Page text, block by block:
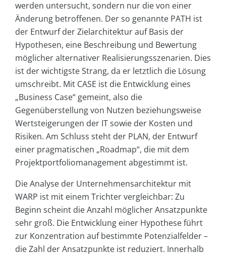
werden untersucht, sondern nur die von einer
Änderung betroffenen. Der so genannte PATH ist
der Entwurf der Zielarchitektur auf Basis der
Hypothesen, eine Beschreibung und Bewertung
möglicher alternativer Realisierungsszenarien. Dies
ist der wichtigste Strang, da er letztlich die Lösung
umschreibt. Mit CASE ist die Entwicklung eines
„Business Case“ gemeint, also die
Gegenüberstellung von Nutzen beziehungsweise
Wertsteigerungen der IT sowie der Kosten und
Risiken. Am Schluss steht der PLAN, der Entwurf
einer pragmatischen „Roadmap“, die mit dem
Projektportfoliomanagement abgestimmt ist.
Die Analyse der Unternehmensarchitektur mit
WARP ist mit einem Trichter vergleichbar: Zu
Beginn scheint die Anzahl möglicher Ansatzpunkte
sehr groß. Die Entwicklung einer Hypothese führt
zur Konzentration auf bestimmte Potenzialfelder –
die Zahl der Ansatzpunkte ist reduziert. Innerhalb